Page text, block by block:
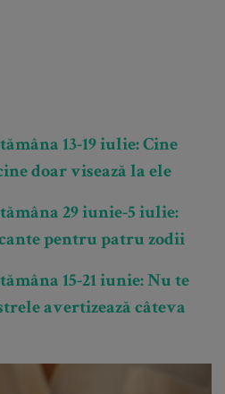
13-19 iulie: Cine
doar visează la ele
29 iunie-5 iulie:
pentru patru zodii
15-21 iunie: Nu te
avertizează câteva